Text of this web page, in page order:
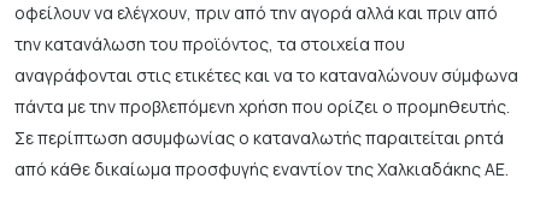
οφείλουν να ελέγχουν, πριν από την αγορά αλλά και πριν από
την κατανάλωση του προϊόντος, τα στοιχεία που
αναγράφονται στις ετικέτες και να το καταναλώνουν σύμφωνα
πάντα με την προβλεπόμενη χρήση που ορίζει ο προμηθευτής.
Σε περίπτωση ασυμφωνίας ο καταναλωτής παραιτείται ρητά
από κάθε δικαίωμα προσφυγής εναντίον της Χαλκιαδάκης ΑΕ.